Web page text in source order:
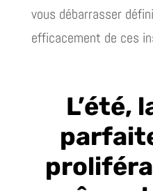
vous débarrasser
efficacement de ces
L’été,